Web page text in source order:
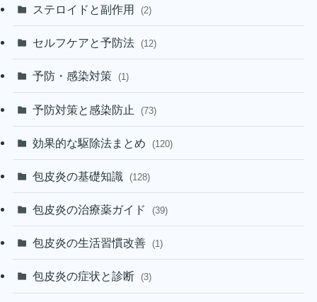
ステロイドと副作用 (2)
セルフケアと予防法 (12)
予防・感染対策 (1)
予防対策と感染防止 (73)
効果的な駆除法まとめ (120)
包皮炎の基礎知識 (128)
包皮炎の治療薬ガイド (39)
包皮炎の生活習慣改善 (1)
包皮炎の症状と診断 (3)